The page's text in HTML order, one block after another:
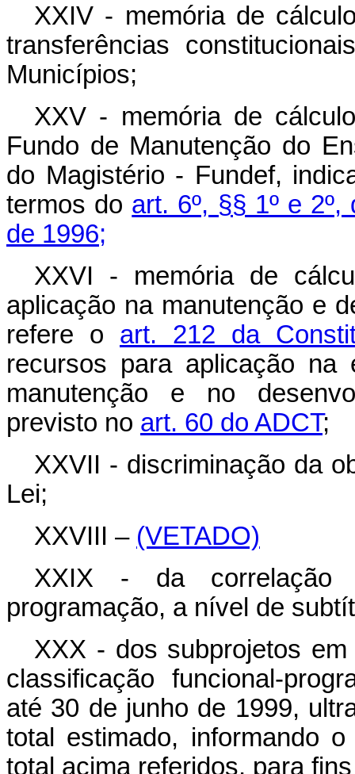
XXIV - memória de
transferências
Municípios;
XXV - memória de
Fundo de Manutenção do
do Magistério - Fundef,
termos do art. 6º, §§ 1º e
de 1996;
XXVI - memória de
aplicação na manutenção e
refere o art. 212 da
recursos para aplicação na
manutenção e no
previsto no art. 60 do ADCT;
XXVII - discriminação da
Lei;
XXVIII – (VETADO)
XXIX - da correlação
programação, a nível de
XXX - dos subprojetos
classificação funcional-
até 30 de junho de 1999,
total estimado, informando
total acima referidos, para